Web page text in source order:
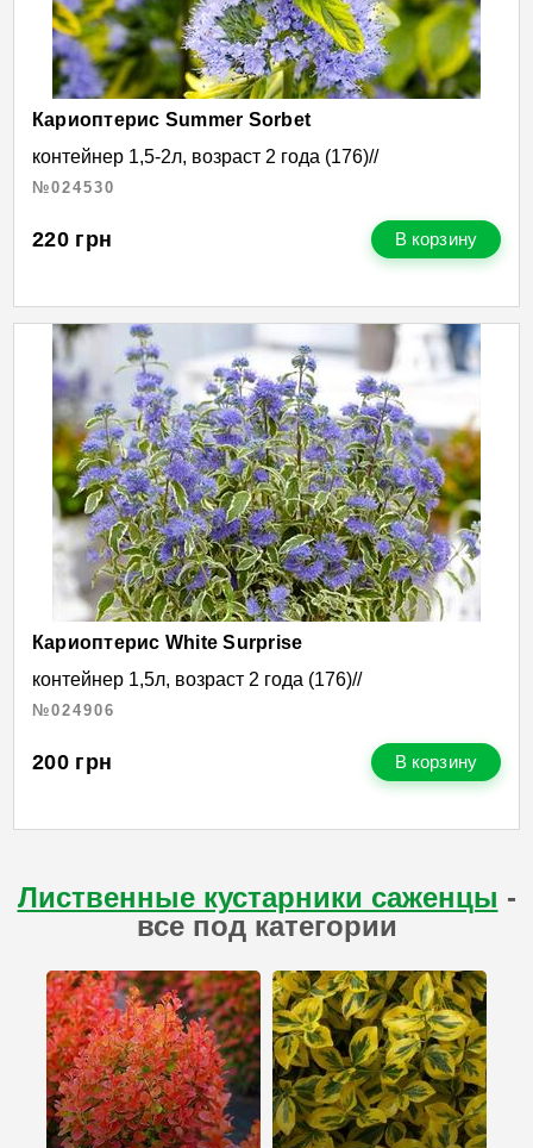
Кариоптерис Summer Sorbet
контейнер 1,5-2л, возраст 2 года (176)//
№024530
220 грн В корзину
Кариоптерис White Surprise
контейнер 1,5л, возраст 2 года (176)//
№024906
200 грн В корзину
Лиственные кустарники саженцы -
все под категории